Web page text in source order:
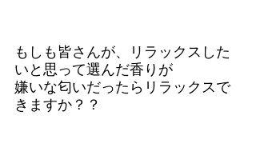
もしも皆さんが、リラックスした
いと思って選んだ香りが
嫌いな匂いだったらリラックスで
きますか？？